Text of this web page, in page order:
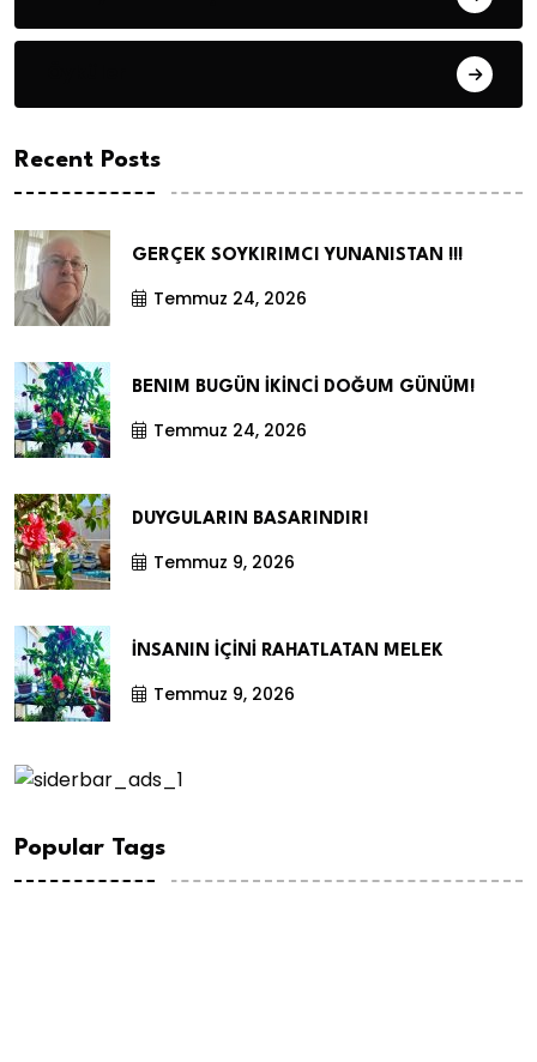
Recent Posts
GERÇEK SOYKIRIMCI YUNANISTAN !!!
Temmuz 24, 2026
BENIM BUGÜN İKİNCİ DOĞUM GÜNÜM!
Temmuz 24, 2026
DUYGULARIN BASARINDIR!
Temmuz 9, 2026
İNSANIN İÇİNİ RAHATLATAN MELEK
Temmuz 9, 2026
Popular Tags